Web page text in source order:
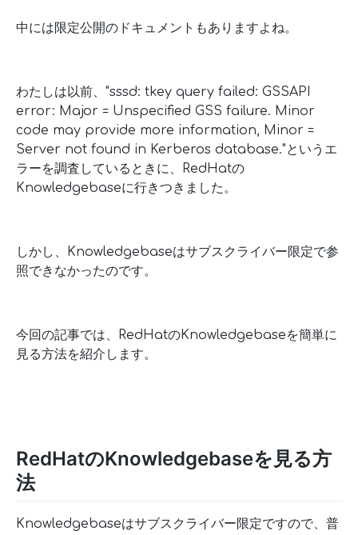
中には限定公開のドキュメントもありますよね。
わたしは以前、"sssd: tkey query failed: GSSAPI
error: Major = Unspecified GSS failure. Minor
code may provide more information, Minor =
Server not found in Kerberos database."というエ
ラーを調査しているときに、RedHatの
Knowledgebaseに行きつきました。
しかし、Knowledgebaseはサブスクライバー限定で参
照できなかったのです。
今回の記事では、RedHatのKnowledgebaseを簡単に
見る方法を紹介します。
RedHatのKnowledgebaseを見る方
法
Knowledgebaseはサブスクライバー限定ですので、普